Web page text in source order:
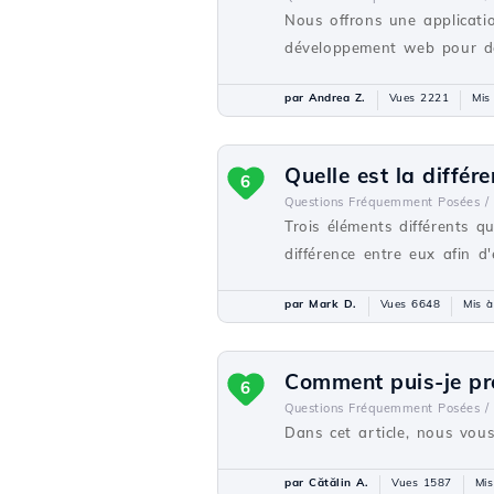
Nous offrons une
développement web pour
par Andrea Z. Vues 2221
Quelle est la
Questions Fréquemment Posées /
Trois éléments différents
différence entre eux afin
6
par Mark D. Vues 6648 Mis
Comment puis-je
Questions Fréquemment Posées /
Dans cet article, nous
6
par Cătălin A. Vues 1587